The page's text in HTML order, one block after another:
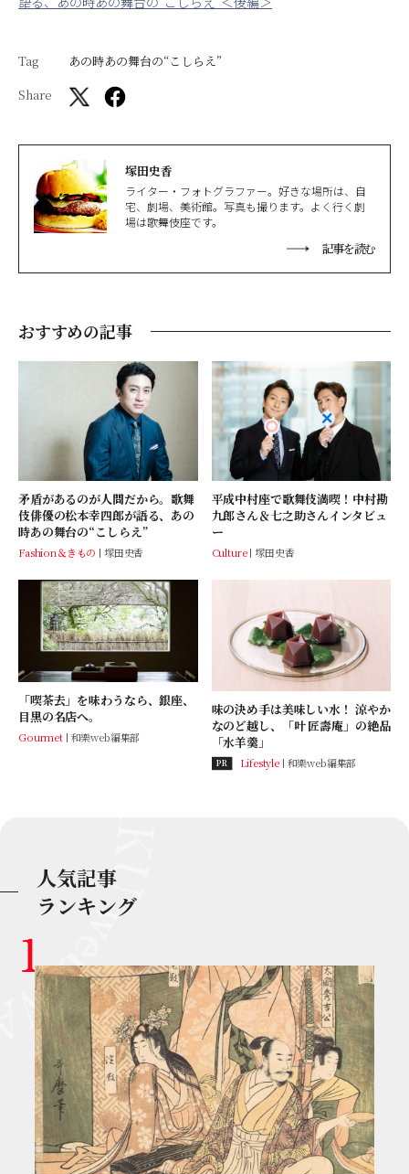
Tag
あの時あの舞台の“こしらえ”
Share
塚田史香
ライター・フォトグラファー。好きな場所は、自
宅、劇場、美術館。写真も撮ります。よく行く劇
場は歌舞伎座です。
記事を読む
おすすめの記事
矛盾があるのが人間だから。歌舞
伎俳優の松本幸四郎が語る、あの
時あの舞台の“こしらえ”
Fashion＆きもの 塚田史香
平成中村座で歌舞伎満喫！中村勘
九郎さん＆七之助さんインタビュ
ー
Culture 塚田史香
「喫茶去」を味わうなら、銀座、
目黒の名店へ。
Gourmet 和樂web編集部
味の決め手は美味しい水！ 涼やか
なのど越し、「叶 匠壽庵」の絶品
「水羊羹」
PR Lifestyle 和樂web編集部
人気記事
ランキング